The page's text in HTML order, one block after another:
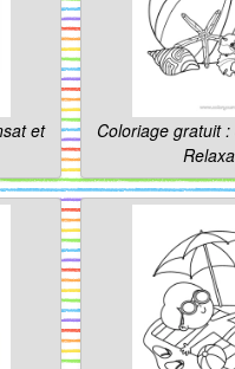
et
Coloriage gratuit